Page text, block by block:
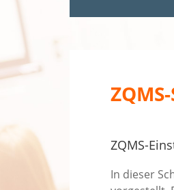
ZQMS-
In dieser